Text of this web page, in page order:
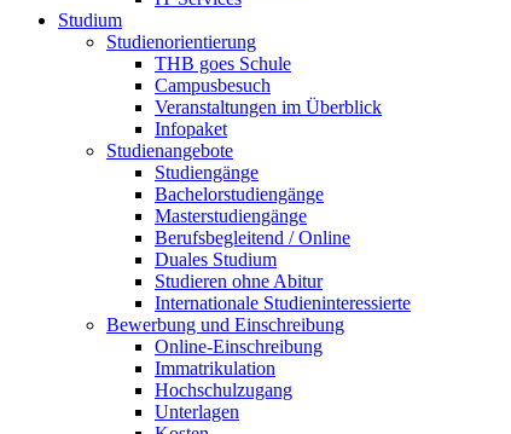
Studium
Studienorientierung
THB goes Schule
Campusbesuch
Veranstaltungen im Überblick
Infopaket
Studienangebote
Studiengänge
Bachelorstudiengänge
Masterstudiengänge
Berufsbegleitend / Online
Duales Studium
Studieren ohne Abitur
Internationale Studieninteressierte
Bewerbung und Einschreibung
Online-Einschreibung
Immatrikulation
Hochschulzugang
Unterlagen